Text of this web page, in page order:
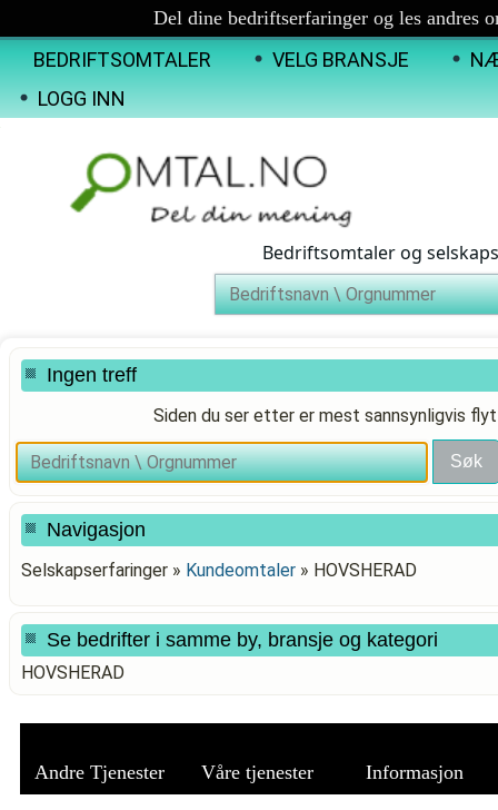
Del dine bedriftserfaringer og les andres
BEDRIFTSOMTALER VELG BRANSJE
LOGG INN
Bedriftsomtaler og
Ingen treff
Siden du ser etter er mest sannsynligvis
Navigasjon
Selskapserfaringer » Kundeomtaler » HOVSHERAD
Se bedrifter i samme by, bransje og kategori
HOVSHERAD
Andre Tjenester Våre tjenester Informasjon